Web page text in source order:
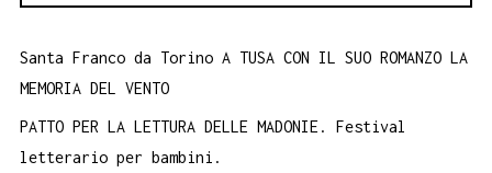
Santa Franco da Torino A TUSA CON IL SUO ROMANZO LA
MEMORIA DEL VENTO
PATTO PER LA LETTURA DELLE MADONIE. Festival
letterario per bambini.